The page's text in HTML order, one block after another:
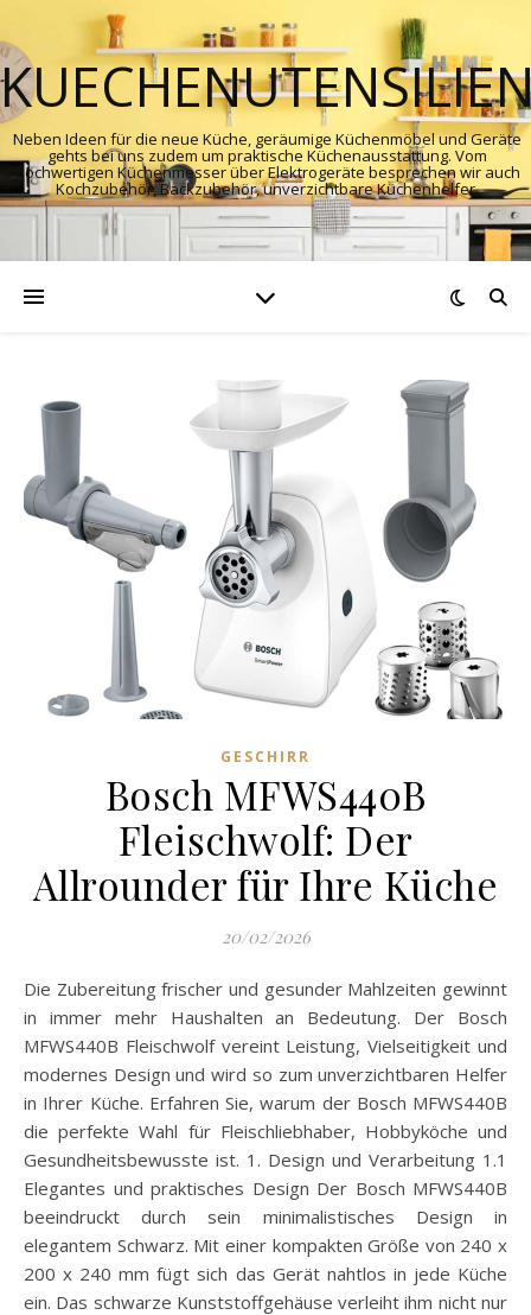
Neben Ideen für die neue Küche, geräumige Küchenmöbel und Geräte
gehts bei uns zudem um praktische Küchenausstattung. Vom
hochwertigen Küchenmesser über Elektrogeräte besprechen wir auch
Kochzubehör, Backzubehör, unverzichtbare Küchenhelfer.
GESCHIRR
Bosch MFWS440B
Fleischwolf: Der
Allrounder für Ihre Küche
20/02/2026
Die Zubereitung frischer und gesunder Mahlzeiten gewinnt
in immer mehr Haushalten an Bedeutung. Der Bosch
MFWS440B Fleischwolf vereint Leistung, Vielseitigkeit und
modernes Design und wird so zum unverzichtbaren Helfer
in Ihrer Küche. Erfahren Sie, warum der Bosch MFWS440B
die perfekte Wahl für Fleischliebhaber, Hobbyköche und
Gesundheitsbewusste ist. 1. Design und Verarbeitung 1.1
Elegantes und praktisches Design Der Bosch MFWS440B
beeindruckt durch sein minimalistisches Design in
elegantem Schwarz. Mit einer kompakten Größe von 240 x
200 x 240 mm fügt sich das Gerät nahtlos in jede Küche
ein. Das schwarze Kunststoffgehäuse verleiht ihm nicht nur